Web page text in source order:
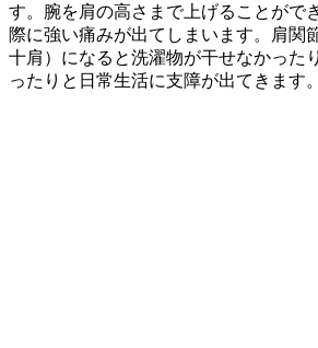
す。腕を肩の高さまで上げることがで
際に強い痛みが出てしまいます。肩関
十肩）になると洗濯物が干せなかった
ったりと日常生活に支障が出てきます。